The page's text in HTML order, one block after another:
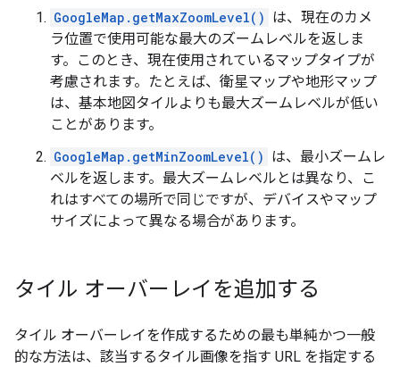
GoogleMap.getMaxZoomLevel() は、現在のカメ
ラ位置で使用可能な最大のズームレベルを返しま
す。このとき、現在使用されているマップタイプが
考慮されます。たとえば、衛星マップや地形マップ
は、基本地図タイルよりも最大ズームレベルが低い
ことがあります。
GoogleMap.getMinZoomLevel() は、最小ズームレ
ベルを返します。最大ズームレベルとは異なり、こ
れはすべての場所で同じですが、デバイスやマップ
サイズによって異なる場合があります。
タイル オーバーレイを追加する
タイル オーバーレイを作成するための最も単純かつ一般
的な方法は、該当するタイル画像を指す URL を指定する